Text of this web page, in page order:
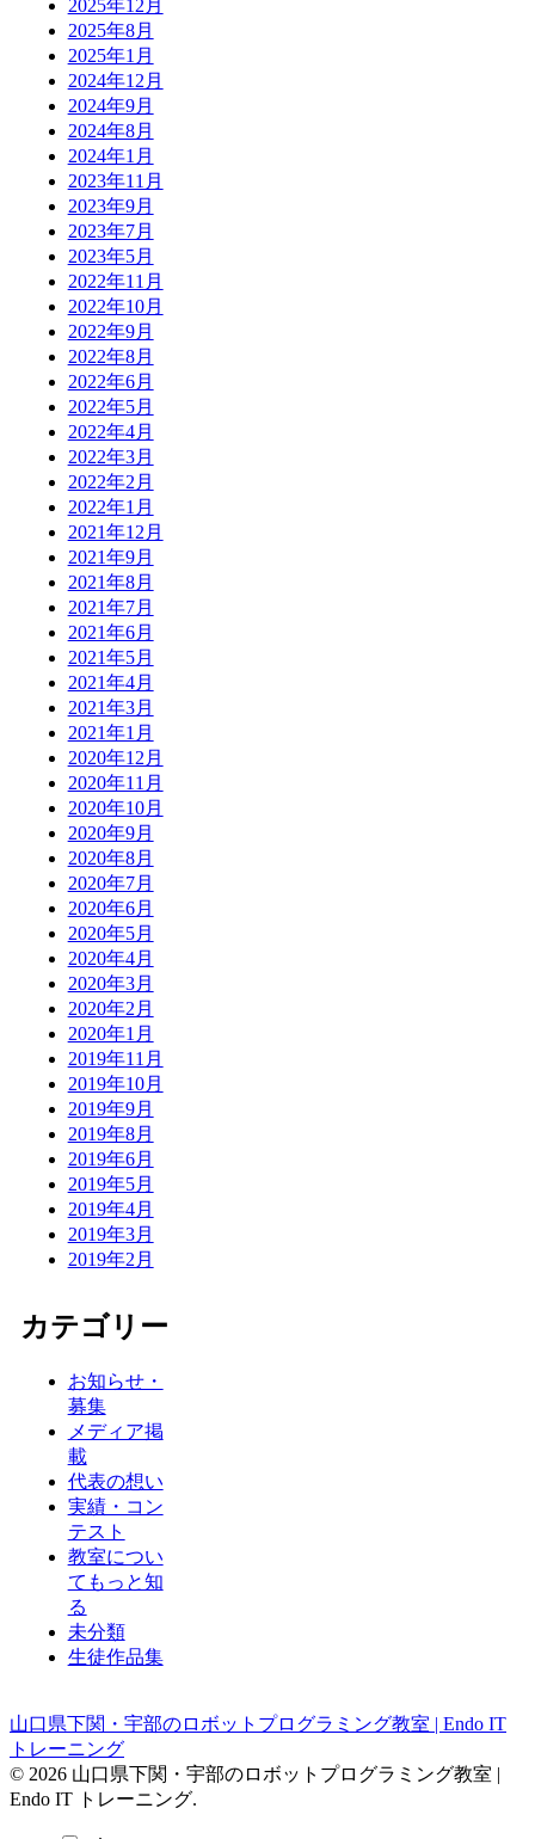
2025年12月
2025年8月
2025年1月
2024年12月
2024年9月
2024年8月
2024年1月
2023年11月
2023年9月
2023年7月
2023年5月
2022年11月
2022年10月
2022年9月
2022年8月
2022年6月
2022年5月
2022年4月
2022年3月
2022年2月
2022年1月
2021年12月
2021年9月
2021年8月
2021年7月
2021年6月
2021年5月
2021年4月
2021年3月
2021年1月
2020年12月
2020年11月
2020年10月
2020年9月
2020年8月
2020年7月
2020年6月
2020年5月
2020年4月
2020年3月
2020年2月
2020年1月
2019年11月
2019年10月
2019年9月
2019年8月
2019年6月
2019年5月
2019年4月
2019年3月
2019年2月
カテゴリー
お知らせ・
募集
メディア掲
載
代表の想い
実績・コン
テスト
教室につい
てもっと知
る
未分類
生徒作品集
山口県下関・宇部のロボットプログラミング教室 | Endo IT
トレーニング
© 2026 山口県下関・宇部のロボットプログラミング教室 |
Endo IT トレーニング.